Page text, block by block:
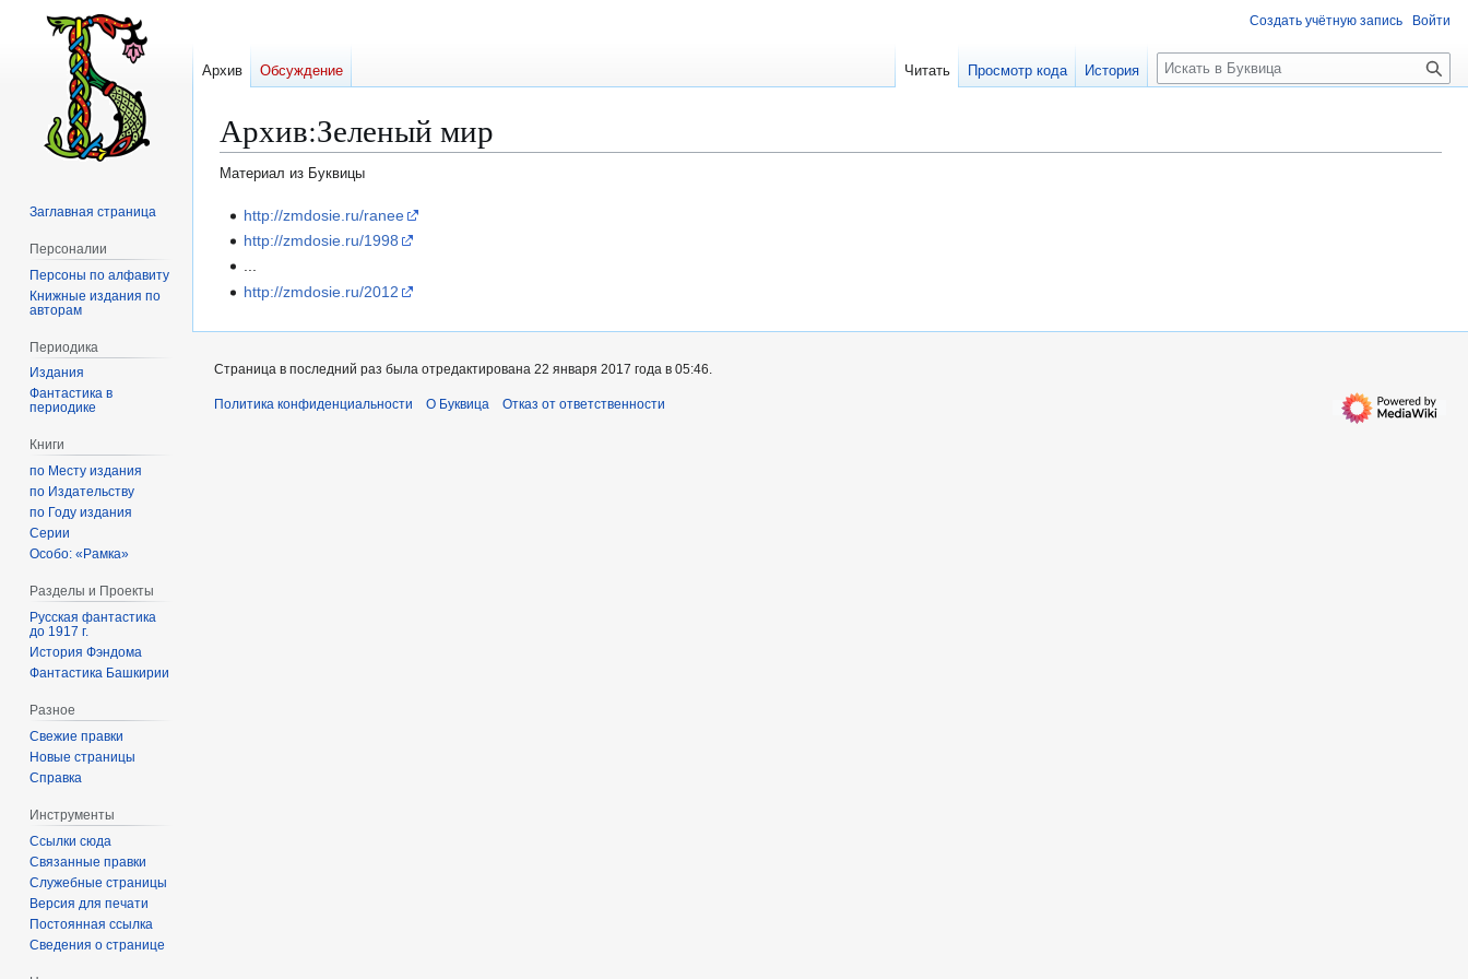
Архив:Зеленый мир
Материал из Буквицы
Перейти
навигации
Перейти
поиску
http://zmdosie.ru/ranee
http://zmdosie.ru/1998
...
http://zmdosie.ru/2012
Создать учётную запись Войти
Архив Обсуждение Читать Просмотр кода История
П
о
к
Заглавная страница
Персоналии
Персоны по алфавиту
Книжные издания по
авторам
Периодика
Издания
Фантастика в
периодике
Книги
по Месту издания
по Издательству
по Году издания
Серии
Особо: «Рамка»
Разделы и Проекты
Русская фантастика
до 1917 г.
История Фэндома
Фантастика Башкирии
Разное
Свежие правки
Новые страницы
Справка
Инструменты
Ссылки сюда
Связанные правки
Служебные страницы
Версия для печати
Постоянная ссылка
Сведения о странице
Страница в последний раз была отредактирована 22 января 2017 года в 05:46.
Политика конфиденциальности О Буквица Отказ от ответственности